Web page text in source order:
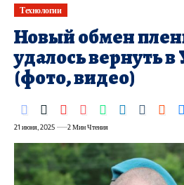
Технологии
Новый обмен
удалось вернуть
(фото, видео)
21 июня, 2025 2 Мин Чтения